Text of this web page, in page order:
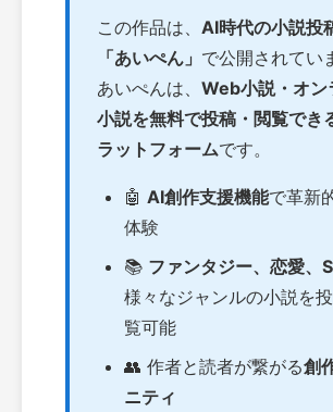
この作品は、 AI時代の小説投
「あいぺん」 で公開されてい
あいぺんは、 Web小説・オン
小説を無料で投稿・閲覧でき
ラットフォームです。
🤖 AI創作支援機能で革新
体験
📚 ファンタジー、恋愛、
様々なジャンルの小説を
覧可能
👥 作者と読者が繋がる創
ニティ